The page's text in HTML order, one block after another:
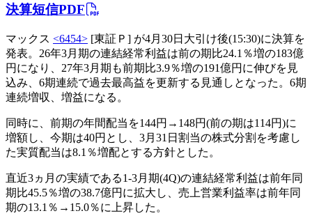
決算短信PDF
マックス <6454> [東証Ｐ] が4月30日大引け後(15:30)に決算を
発表。26年3月期の連結経常利益は前の期比24.1％増の183億
円になり、27年3月期も前期比3.9％増の191億円に伸びを見
込み、6期連続で過去最高益を更新する見通しとなった。6期
連続増収、増益になる。
同時に、前期の年間配当を144円→148円(前の期は114円)に
増額し、今期は40円とし、3月31日割当の株式分割を考慮し
た実質配当は8.1％増配とする方針とした。
直近3ヵ月の実績である1-3月期(4Q)の連結経常利益は前年同
期比45.5％増の38.7億円に拡大し、売上営業利益率は前年同
期の13.1％→15.0％に上昇した。